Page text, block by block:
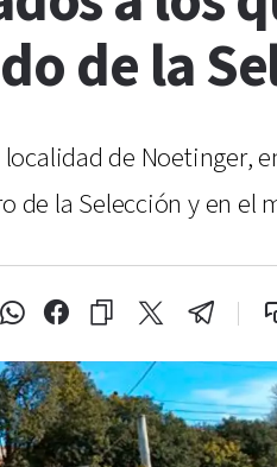
de la
de Noetinger,
la Selección y en el